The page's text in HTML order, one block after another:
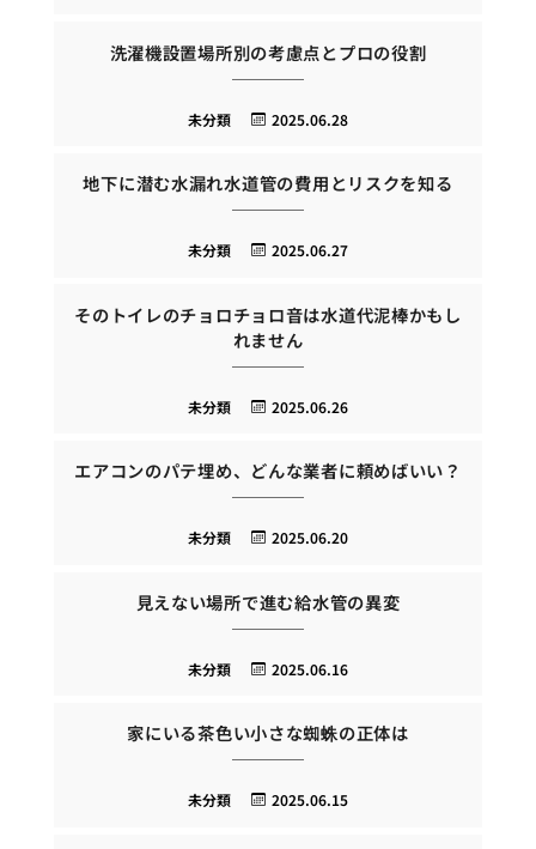
洗濯機設置場所別の考慮点とプロの役割
2025.06.28
未分類
地下に潜む水漏れ水道管の費用とリスクを知る
2025.06.27
未分類
そのトイレのチョロチョロ音は水道代泥棒かもし
れません
2025.06.26
未分類
エアコンのパテ埋め、どんな業者に頼めばいい？
2025.06.20
未分類
見えない場所で進む給水管の異変
2025.06.16
未分類
家にいる茶色い小さな蜘蛛の正体は
2025.06.15
未分類